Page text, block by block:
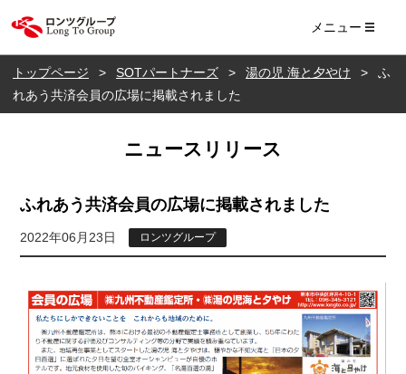
メニュー
トップページ SOTパートナーズ 湯の児 海と夕やけ
ふ
れあう共済会員の広場に掲載されました
ニュースリリース
ふれあう共済会員の広場に掲載されました
2022年06月23日 ロンツグループ